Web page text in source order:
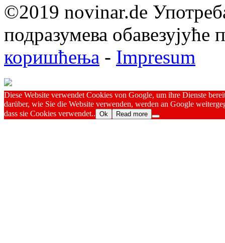
©2019 novinar.de
подразумева обавезујуће
коришћења - Impresum
Diese Website verwendet Cookies von Google, um ihre Dienste
darüber, wie Sie die Website verwenden, werden an Google
dass sie Cookies verwendet.. Ok Read more